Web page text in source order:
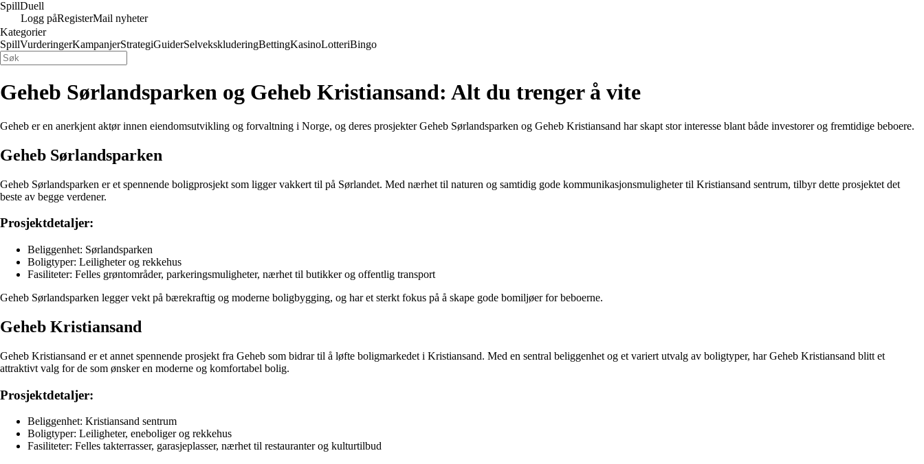
SpillDuell
Logg påRegisterMail nyheter
Kategorier
SpillVurderingerKampanjerStrategiGuiderSelvekskluderingBettingKasinoLotteriBingo
Geheb Sørlandsparken og Geheb Kristiansand: Alt du trenger å vite
Geheb er en anerkjent aktør innen eiendomsutvikling og forvaltning i Norge, og deres prosjekter Geheb Sørlandsparken og Geheb Kristiansand har skapt stor interesse blant både investorer og fremtidige beboere.
Geheb Sørlandsparken
Geheb Sørlandsparken er et spennende boligprosjekt som ligger vakkert til på Sørlandet. Med nærhet til naturen og samtidig gode kommunikasjonsmuligheter til Kristiansand sentrum, tilbyr dette prosjektet det
beste av begge verdener.
Prosjektdetaljer:
Beliggenhet: Sørlandsparken
Boligtyper: Leiligheter og rekkehus
Fasiliteter: Felles grøntområder, parkeringsmuligheter, nærhet til butikker og offentlig transport
Geheb Sørlandsparken legger vekt på bærekraftig og moderne boligbygging, og har et sterkt fokus på å skape gode bomiljøer for beboerne.
Geheb Kristiansand
Geheb Kristiansand er et annet spennende prosjekt fra Geheb som bidrar til å løfte boligmarkedet i Kristiansand. Med en sentral beliggenhet og et variert utvalg av boligtyper, har Geheb Kristiansand blitt et
attraktivt valg for de som ønsker en moderne og komfortabel bolig.
Prosjektdetaljer:
Beliggenhet: Kristiansand sentrum
Boligtyper: Leiligheter, eneboliger og rekkehus
Fasiliteter: Felles takterrasser, garasjeplasser, nærhet til restauranter og kulturtilbud